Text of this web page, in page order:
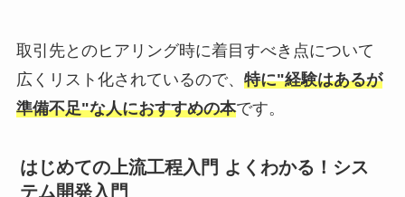
取引先とのヒアリング時に着目すべき点について
広くリスト化されているので、 特に"経験はあるが
準備不足"な人におすすめの本です。
はじめての上流工程入門 よくわかる！シス
テム開発入門